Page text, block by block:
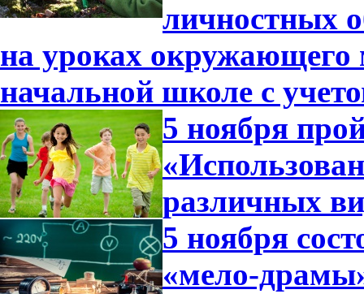
личностных
на уроках окружающего
начальной школе с
5 ноября
различных
5 ноября
«мело-